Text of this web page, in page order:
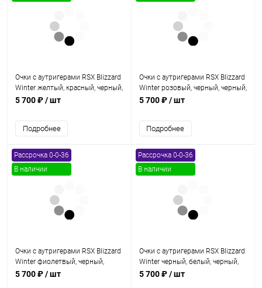
Очки с аутригерами RSX Blizzard
Winter желтый, красный, черный,
двойная прозрачная линза
5 700 ₽/ шт
Подробнее
Очки с аутригерами RSX Blizzard
Winter розовый, черный, черный,
двойная прозрачная линза
5 700 ₽/ шт
Подробнее
Рассрочка 0-0-36
В наличии
Очки с аутригерами RSX Blizzard
Winter фиолетвый, черный,
черный, двойная прозрачная
5 700 ₽/ шт
Рассрочка 0-0-36
В наличии
Очки с аутригерами RSX Blizzard
Winter черный, белый, черный,
двойная прозрачная линза
5 700 ₽/ шт